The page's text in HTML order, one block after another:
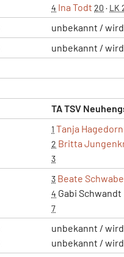
4 Ina Todt 20 · LK
unbekannt /
unbekannt /
TA TSV
1 Tanja Hagedorn
2 Britta
3
3 Beate
4 Gabi Schwandt
7
unbekannt /
unbekannt /